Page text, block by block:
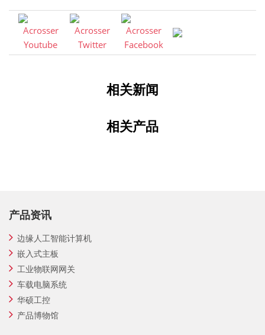
相关新闻
相关产品
产品资讯
边缘人工智能计算机
嵌入式主板
工业物联网网关
车载电脑系统
华硕工控
产品博物馆